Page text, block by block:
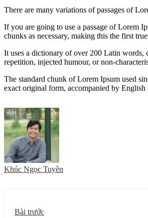
There are many variations of passages of
If you are going to use a passage of Lorem
chunks as necessary, making this the first
It uses a dictionary of over 200 Latin words,
repetition, injected humour, or non-
The standard chunk of Lorem Ipsum used
exact original form, accompanied by
Khúc Ngọc Tuyên
Bài trước